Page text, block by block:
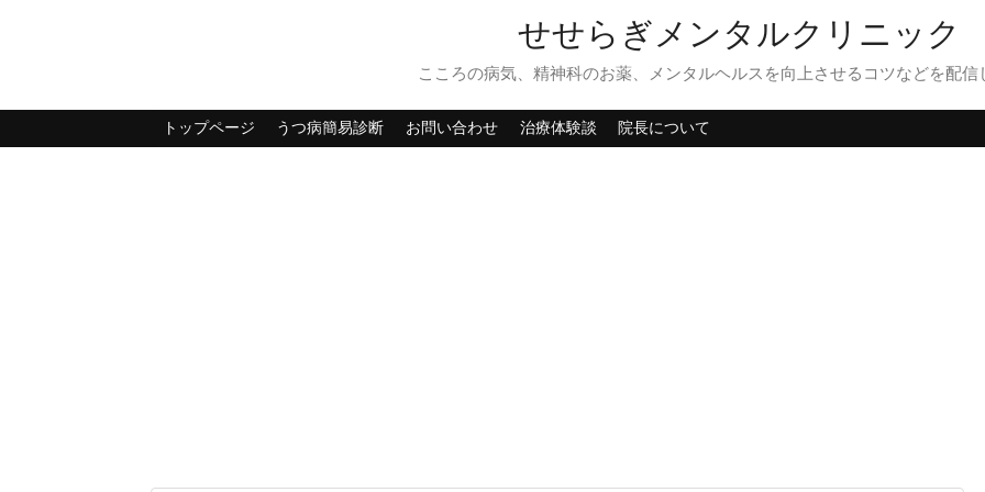
せせらぎメンタルクリニック
こころの病気、精神科のお薬、メンタルヘルスを向上させるコツなどを配信
トップページ うつ病簡易診断 お問い合わせ 治療体験談 院長について